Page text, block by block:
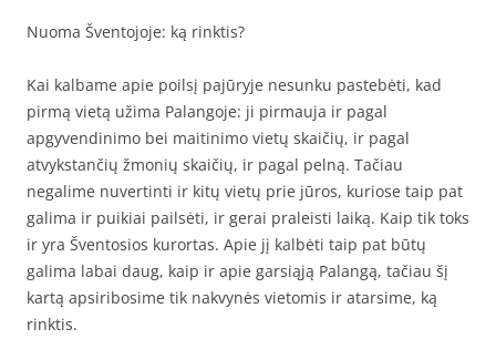
Nuoma Šventojoje: ką rinktis?
Kai kalbame apie poilsį pajūryje nesunku pastebėti, kad
pirmą vietą užima Palangoje: ji pirmauja ir pagal
apgyvendinimo bei maitinimo vietų skaičių, ir pagal
atvykstančių žmonių skaičių, ir pagal pelną. Tačiau
negalime nuvertinti ir kitų vietų prie jūros, kuriose taip pat
galima ir puikiai pailsėti, ir gerai praleisti laiką. Kaip tik toks
ir yra Šventosios kurortas. Apie jį kalbėti taip pat būtų
galima labai daug, kaip ir apie garsiąją Palangą, tačiau šį
kartą apsiribosime tik nakvynės vietomis ir atarsime, ką
rinktis.